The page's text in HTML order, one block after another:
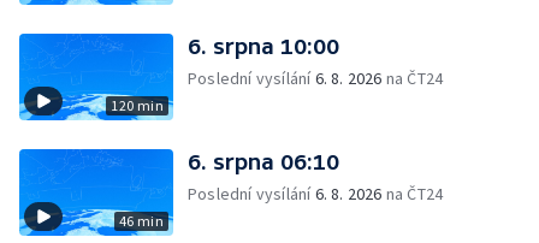
120 min
6. srpna 10:00
Poslední vysílání6. 8. 2026 na ČT24
46 min
6. srpna 06:10
Poslední vysílání6. 8. 2026 na ČT24